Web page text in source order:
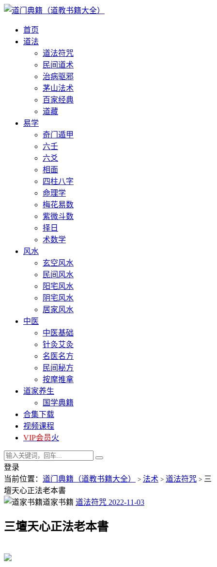
首页
道法
道法符咒
民间道术
治病驱邪
茅山法术
百家经典
道藏
易学
奇门遁甲
六壬
六爻
相面
四柱八字
命理学
梅花易数
紫微斗数
择日
术数学
风水
玄空风水
民间风水
阳宅风水
阴宅风水
居家风水
中医
中医基础
针灸艾灸
名医名方
民间秘方
按摩推拿
道家养生
国学典籍
合集下载
视频课程
VIP会员火
登录
当前位置： 道门典籍（道教书籍大全） > 法术 > 道法符咒 > 三
壇天心正法老本書
道家书籍 道法符咒 2022-11-03
三壇天心正法老本書